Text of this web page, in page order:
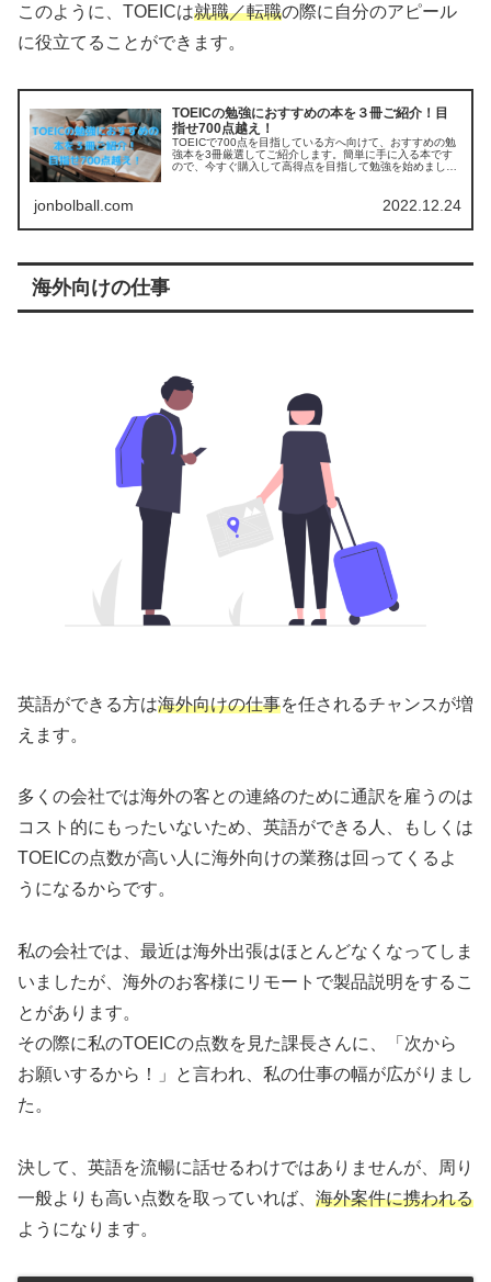
このように、TOEICは就職／転職の際に自分のアピール
に役立てることができます。
TOEICの勉強におすすめの本を３冊ご紹介！目
指せ700点越え！
TOEICで700点を目指している方へ向けて、おすすめの勉
強本を3冊厳選してご紹介します。簡単に手に入る本です
ので、今すぐ購入して高得点を目指して勉強を始めましょ
jonbolball.com 2022.12.24
海外向けの仕事
英語ができる方は海外向けの仕事を任されるチャンスが増
えます。
多くの会社では海外の客との連絡のために通訳を雇うのは
コスト的にもったいないため、英語ができる人、もしくは
TOEICの点数が高い人に海外向けの業務は回ってくるよ
うになるからです。
私の会社では、最近は海外出張はほとんどなくなってしま
いましたが、海外のお客様にリモートで製品説明をするこ
とがあります。
その際に私のTOEICの点数を見た課長さんに、「次から
お願いするから！」と言われ、私の仕事の幅が広がりまし
た。
決して、英語を流暢に話せるわけではありませんが、周り
一般よりも高い点数を取っていれば、 海外案件に携われる
ようになります。